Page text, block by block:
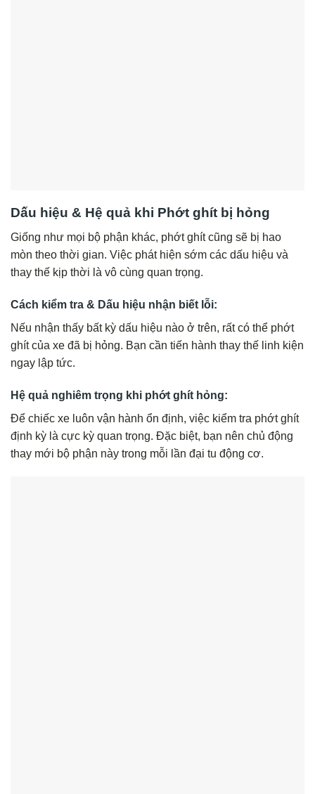
Dấu hiệu & Hệ quả khi Phớt ghít bị hỏng
Giống như mọi bộ phận khác, phớt ghít cũng sẽ bị hao
mòn theo thời gian. Việc phát hiện sớm các dấu hiệu và
thay thế kịp thời là vô cùng quan trọng.
Cách kiểm tra & Dấu hiệu nhận biết lỗi:
Nếu nhận thấy bất kỳ dấu hiệu nào ở trên, rất có thể phớt
ghít của xe đã bị hỏng. Bạn cần tiến hành thay thế linh kiện
ngay lập tức.
Hệ quả nghiêm trọng khi phớt ghít hỏng:
Để chiếc xe luôn vận hành ổn định, việc kiểm tra phớt ghít
định kỳ là cực kỳ quan trọng. Đặc biệt, bạn nên chủ động
thay mới bộ phận này trong mỗi lần đại tu động cơ.